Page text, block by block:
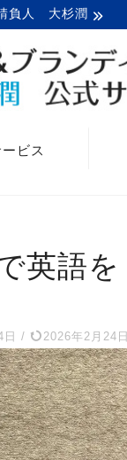
負人 大杉潤
ビス
英語を
/ 2026年2月24日